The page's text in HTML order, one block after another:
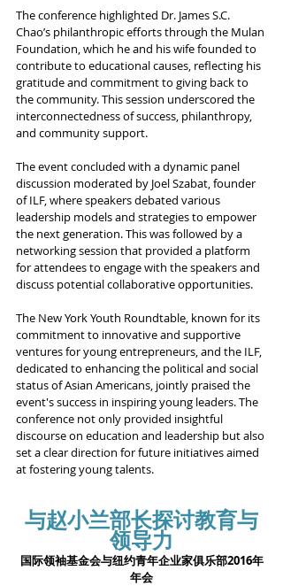
The conference highlighted Dr. James S.C.
Chao’s philanthropic efforts through the Mulan
Foundation, which he and his wife founded to
contribute to educational causes, reflecting his
gratitude and commitment to giving back to
the community. This session underscored the
interconnectedness of success, philanthropy,
and community support.
The event concluded with a dynamic panel
discussion moderated by Joel Szabat, founder
of ILF, where speakers debated various
leadership models and strategies to empower
the next generation. This was followed by a
networking session that provided a platform
for attendees to engage with the speakers and
discuss potential collaborative opportunities.
The New York Youth Roundtable, known for its
commitment to innovative and supportive
ventures for young entrepreneurs, and the ILF,
dedicated to enhancing the political and social
status of Asian Americans, jointly praised the
event's success in inspiring young leaders. The
conference not only provided insightful
discourse on education and leadership but also
set a clear direction for future initiatives aimed
at fostering young talents.
与赵小兰部长探讨教育与
领导力
国际领袖基金会与纽约青年企业家俱乐部2016年
年会